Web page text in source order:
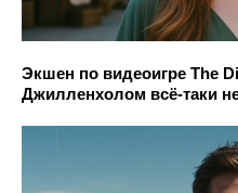
Экшен по видеоигре The
Джилленхолом всё-таки